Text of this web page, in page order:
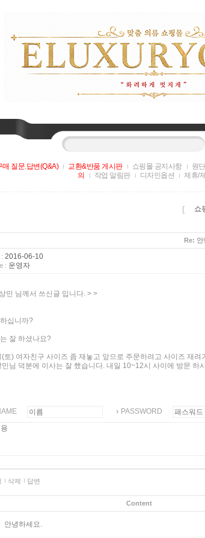
매 질문.답변(Q&A) 교환&반품 게시판 쇼핑몰 공지사항 원
의
작업 알림판 디자인옵션 제휴/
[ 쇼
Re: 안
2016-06-10
: 운영자
민 님께서 쓰신글 입니다. > >
십니까?
잘 하셨나요?
(토) 여자친구 사이즈 좀 재놓고 앞으로 주문하려고 사이즈 재
민님 덕분에 이사는 잘 했습니다. 내일 10~12시 사이에 방문
PASSWORD
삭제 답변
Content
안녕하세요.